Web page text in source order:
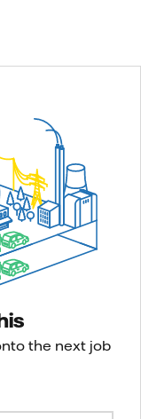
the next job